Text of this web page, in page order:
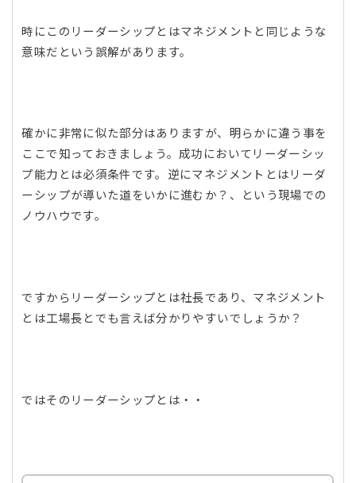
時にこのリーダーシップとはマネジメントと同じような
意味だという誤解があります。
確かに非常に似た部分はありますが、明らかに違う事を
ここで知っておきましょう。成功においてリーダーシッ
プ能力とは必須条件です。逆にマネジメントとはリーダ
ーシップが導いた道をいかに進むか？、という現場での
ノウハウです。
ですからリーダーシップとは社長であり、マネジメント
とは工場長とでも言えば分かりやすいでしょうか？
ではそのリーダーシップとは・・